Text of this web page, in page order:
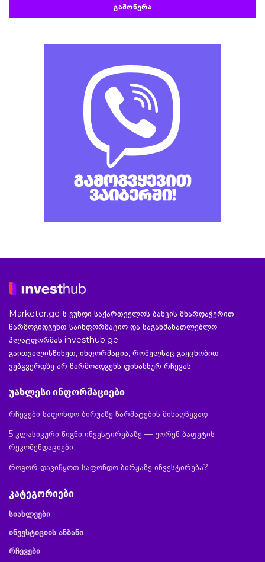
ᲒᲐᲛᲝᲬᲔᲠᲐ
Marketer.ge-ს გუნდი საქართველოს ბანკის მხარდაჭერით
წარმოგიდგენთ საინფორმაციო და საგანმანათლებლო
პლატფორმას investhub.ge
გაითვალისწინეთ, ინფორმაცია, რომელსაც გაეცნობით
ვებგვერდზე არ წარმოადგენს ფინანსურ რჩევას.
უახლესი ინფორმაციები
რჩევები საფონდო ბირჟაზე წარმატების მისაღწევად
5 კლასიკური წიგნი ინვესტირებაზე — უორენ ბაფეტის
რეკომენდაციები
როგორ დავიწყოთ საფონდო ბირჟაზე ინვესტირება?
კატეგორიები
სიახლეები
ინვესტიციის ანბანი
რჩევები